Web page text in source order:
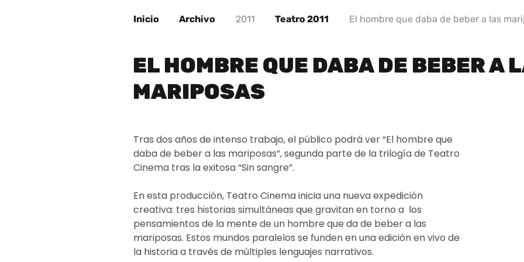
Inicio Archivo 2011 Teatro 2011 El hombre que daba de beber a las
EL HOMBRE QUE DABA DE BEBER A
MARIPOSAS
Tras dos años de intenso trabajo, el público podrá ver “El hombre que
daba de beber a las mariposas”, segunda parte de la trilogía de Teatro
Cinema tras la exitosa “Sin sangre”.
En esta producción, Teatro Cinema inicia una nueva expedición
creativa: tres historias simultáneas que gravitan en torno a los
pensamientos de la mente de un hombre que da de beber a las
mariposas. Estos mundos paralelos se funden en una edición en vivo de
la historia a través de múltiples lenguajes narrativos.